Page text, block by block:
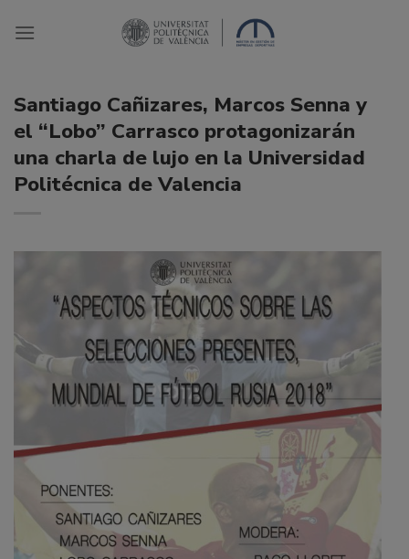
Santiago Cañizares, Marcos Senna y
el “Lobo” Carrasco protagonizarán
una charla de lujo en la Universidad
Politécnica de Valencia